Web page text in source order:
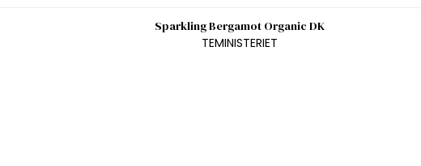
Sparkling Bergamot Organic DK
TEMINISTERIET